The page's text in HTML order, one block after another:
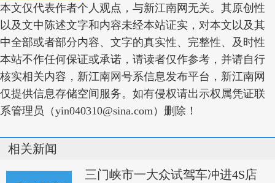
本文仅代表作者个人观点，与新江南网无关。其原创性
以及文中陈述文字和内容未经本站证实，对本文以及其
中全部或者部分内容、文字的真实性、完整性、及时性
本站不作任何保证或承诺，请读者仅作参考，并请自行
核实相关内容，新江南网号系信息发布平台，新江南网
仅提供信息存储空间服务。如有侵权请出示权属凭证联
系管理员（yin040310@sina.com）删除！
相关新闻
三门峡市一大众试驾车冲进4S店